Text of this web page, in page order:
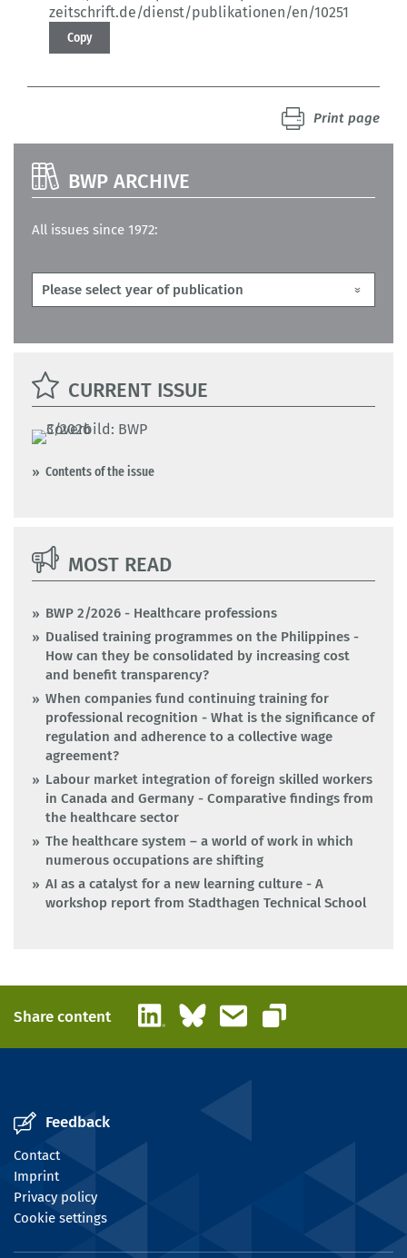
zeitschrift.de/dienst/publikationen/en/10251
Copy
Print page
BWP ARCHIVE
All issues since 1972:
CURRENT ISSUE
Contents of the issue
MOST READ
BWP 2/2026 - Healthcare professions
Dualised training programmes on the Philippines -
How can they be consolidated by increasing cost
and benefit transparency?
When companies fund continuing training for
professional recognition - What is the significance of
regulation and adherence to a collective wage
agreement?
Labour market integration of foreign skilled workers
in Canada and Germany - Comparative findings from
the healthcare sector
The healthcare system – a world of work in which
numerous occupations are shifting
AI as a catalyst for a new learning culture - A
workshop report from Stadthagen Technical School
Share content LinkedInBlueskyEmail
Copy link
Feedback
Contact
Imprint
Privacy policy
Cookie settings